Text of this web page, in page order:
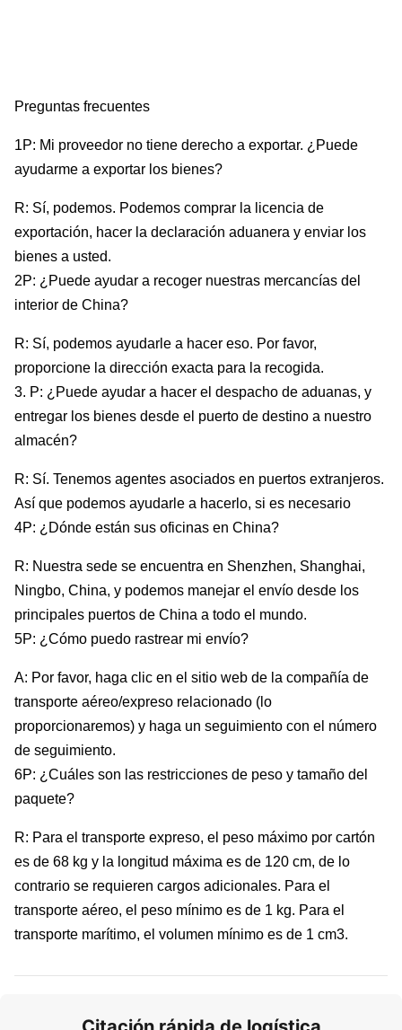
Preguntas frecuentes
1P: Mi proveedor no tiene derecho a exportar. ¿Puede
ayudarme a exportar los bienes?
R: Sí, podemos. Podemos comprar la licencia de
exportación, hacer la declaración aduanera y enviar los
bienes a usted.
2P: ¿Puede ayudar a recoger nuestras mercancías del
interior de China?
R: Sí, podemos ayudarle a hacer eso. Por favor,
proporcione la dirección exacta para la recogida.
3. P: ¿Puede ayudar a hacer el despacho de aduanas, y
entregar los bienes desde el puerto de destino a nuestro
almacén?
R: Sí. Tenemos agentes asociados en puertos extranjeros.
Así que podemos ayudarle a hacerlo, si es necesario
4P: ¿Dónde están sus oficinas en China?
R: Nuestra sede se encuentra en Shenzhen, Shanghai,
Ningbo, China, y podemos manejar el envío desde los
principales puertos de China a todo el mundo.
5P: ¿Cómo puedo rastrear mi envío?
A: Por favor, haga clic en el sitio web de la compañía de
transporte aéreo/expreso relacionado (lo
proporcionaremos) y haga un seguimiento con el número
de seguimiento.
6P: ¿Cuáles son las restricciones de peso y tamaño del
paquete?
R: Para el transporte expreso, el peso máximo por cartón
es de 68 kg y la longitud máxima es de 120 cm, de lo
contrario se requieren cargos adicionales. Para el
transporte aéreo, el peso mínimo es de 1 kg. Para el
transporte marítimo, el volumen mínimo es de 1 cm3.